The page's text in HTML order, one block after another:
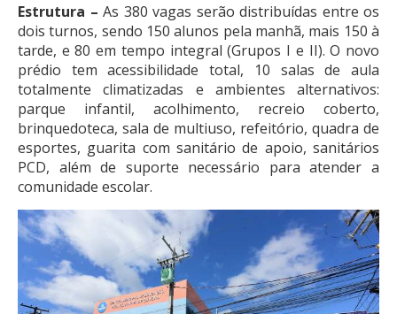
Estrutura – As 380 vagas serão distribuídas entre os
dois turnos, sendo 150 alunos pela manhã, mais 150 à
tarde, e 80 em tempo integral (Grupos I e II). O novo
prédio tem acessibilidade total, 10 salas de aula
totalmente climatizadas e ambientes alternativos:
parque infantil, acolhimento, recreio coberto,
brinquedoteca, sala de multiuso, refeitório, quadra de
esportes, guarita com sanitário de apoio, sanitários
PCD, além de suporte necessário para atender a
comunidade escolar.